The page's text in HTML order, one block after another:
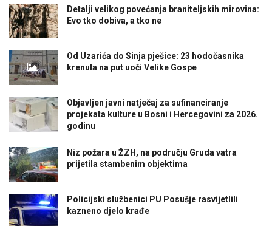
Detalji velikog povećanja braniteljskih mirovina:
Evo tko dobiva, a tko ne
Od Uzarića do Sinja pješice: 23 hodočasnika
krenula na put uoči Velike Gospe
Objavljen javni natječaj za sufinanciranje
projekata kulture u Bosni i Hercegovini za 2026.
godinu
Niz požara u ŽZH, na području Gruda vatra
prijetila stambenim objektima
Policijski službenici PU Posušje rasvijetlili
kazneno djelo krađe